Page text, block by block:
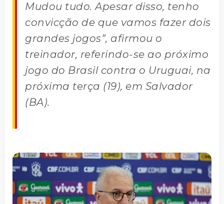
Mudou tudo. Apesar disso, tenho
convicção de que vamos fazer dois
grandes jogos”, afirmou o
treinador, referindo-se ao próximo
jogo do Brasil contra o Uruguai, na
próxima terça (19), em Salvador
(BA).